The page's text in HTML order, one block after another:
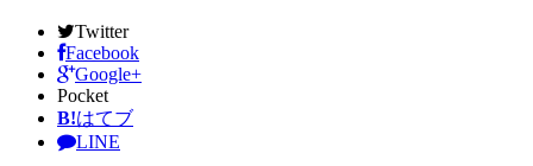
Twitter
Facebook
Google+
Pocket
B!はてブ
LINE